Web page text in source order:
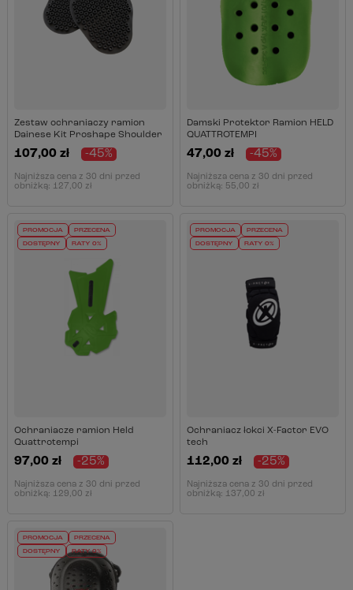
Zestaw ochraniaczy ramion
Dainese Kit Proshape Shoulder
107,00 zł -45%
Najniższa cena z 30 dni przed
obniżką: 127,00 zł
Damski Protektor Ramion HELD
QUATTROTEMPI
47,00 zł -45%
Najniższa cena z 30 dni przed
obniżką: 55,00 zł
PROMOCJA PRZECENA
DOSTĘPNY RATY 0%
Ochraniacze ramion Held
Quattrotempi
97,00 zł -25%
Najniższa cena z 30 dni przed
obniżką: 129,00 zł
PROMOCJA PRZECENA
DOSTĘPNY RATY 0%
Ochraniacz łokci X-Factor EVO
tech
112,00 zł -25%
Najniższa cena z 30 dni przed
obniżką: 137,00 zł
PROMOCJA PRZECENA
DOSTĘPNY RATY 0%